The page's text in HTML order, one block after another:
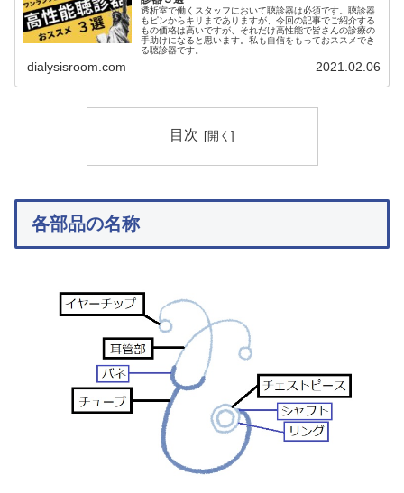
透析室で働くスタッフにおいて聴診器は必須です。聴診器
もピンからキリまでありますが、今回の記事でご紹介する
もの価格は高いですが、それだけ高性能で皆さんの診療の
手助けになると思います。私も自信をもっておススメでき
る聴診器です。
dialysisroom.com 2021.02.06
目次
各部品の名称